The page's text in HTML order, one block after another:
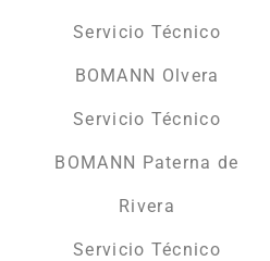
Servicio Técnico
BOMANN Olvera
Servicio Técnico
BOMANN Paterna de
Rivera
Servicio Técnico